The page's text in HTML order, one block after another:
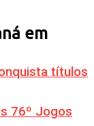
títulos
76º Jogos
em